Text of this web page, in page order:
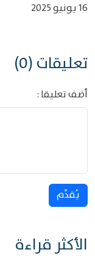
16 يونيو 2025
تعليقات (0)
أضف تعليقا :
يُقدِّم
الأكثر قراءة